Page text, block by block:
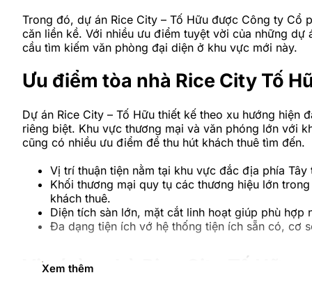
Trong đó, dự án Rice City – Tố Hữu được Công ty
căn liền kề. Với nhiều ưu điểm tuyệt vời của những
cầu tìm kiếm văn phòng đại diện ở khu vực mới này.
Ưu điểm tòa nhà Rice City Tố
Dự án Rice City – Tố Hữu thiết kế theo xu hướng
riêng biệt. Khu vực thương mại và văn phóng lớn với
cũng có nhiều ưu điểm để thu hút khách thuê tìm đến.
Vị trí thuận tiện nằm tại khu vực đắc địa phía
Khối thương mại quy tụ các thương hiệu lớn
khách thuê.
Diện tích sàn lớn, mặt cắt linh hoạt giúp phù
Đa dạng tiện ích vớ hệ thống tiện ích sẵn có, cơ
Vị trí tòa nhà Rice City Tố Hữu
Xem thêm